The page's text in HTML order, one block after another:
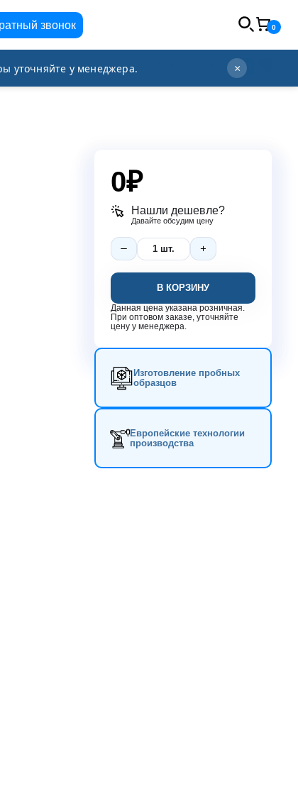
звонок 0
уточняйте у менеджера. ×
info@orgplex.com +7 (495) 021-63-96
0₽
Нашли дешевле?
Давайте обсудим цену
В КОРЗИНУ
Данная цена указана розничная.
При оптовом заказе, уточняйте
цену у менеджера.
Изготовление пробных
образцов
Европейские технологии
производства